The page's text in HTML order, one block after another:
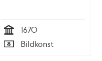
Tid
1670
Typ
Bildkonst